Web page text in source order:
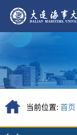
当前位置: 首页